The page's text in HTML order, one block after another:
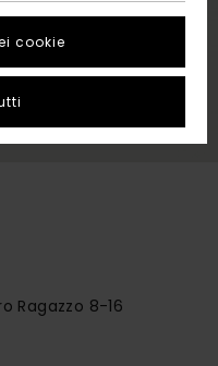
Ragazzo 8-16
cookie